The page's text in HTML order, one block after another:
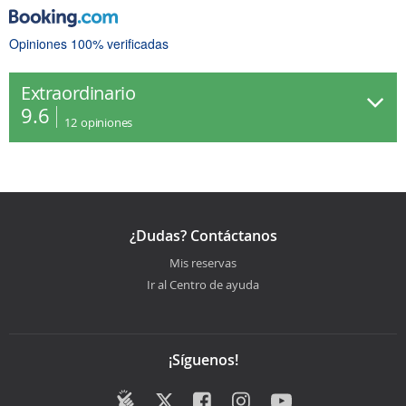
Opiniones 100% verificadas
Extraordinario
9.6 12 opiniones
¿Dudas? Contáctanos
Mis reservas
Ir al Centro de ayuda
¡Síguenos!